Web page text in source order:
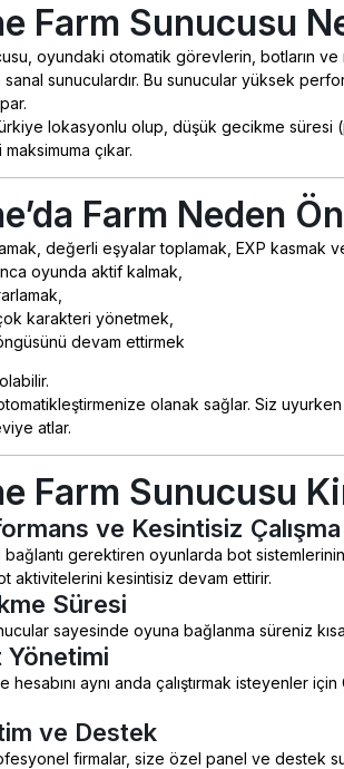
Farm Sunucusu
oyundaki otomatik görevlerin, botların ve
sanal sunuculardır. Bu sunucular yüksek
lokasyonlu olup, düşük gecikme süresi
çıkar.
Farm Neden
değerli eşyalar toplamak, EXP kasmak
oyunda aktif kalmak,
karakteri yönetmek,
devam ettirmek
olanak sağlar. Siz
atlar.
Farm Sunucusu
ve Kesintisiz Çalışma
gerektiren oyunlarda bot
aktivitelerini kesintisiz devam ettirir.
Süresi
sayesinde oyuna bağlanma süreniz
hesabını aynı anda çalıştırmak isteyenler
ve Destek
firmalar, size özel panel ve destek